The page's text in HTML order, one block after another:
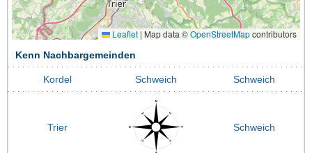
Leaflet | Map data ©OpenStreetMapcontributors
Kenn Nachbargemeinden
Kordel Schweich Schweich
Trier Schweich